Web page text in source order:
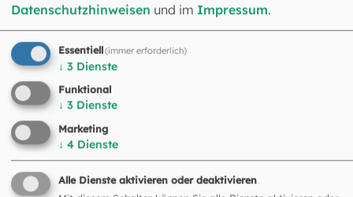
© EOM
Kirchenjahr
Datenschutzhinweisen und im Impressum.
Essentiell(immer erforderlich)
↓ 3 Dienste
Funktional
↓ 3 Dienste
Marketing
↓ 4 Dienste
Alle Dienste aktivieren oder deaktivieren